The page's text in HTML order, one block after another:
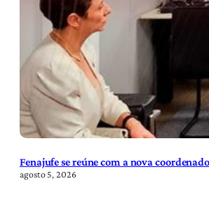
Fenajufe se reúne com a nova
agosto 5, 2026